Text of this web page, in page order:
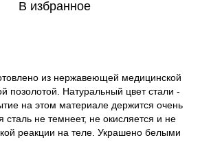
В избранное
из нержавеющей медицинской
позолотой. Натуральный цвет стали -
на этом материале держится очень
не темнеет, не окисляется и не
реакции на теле. Украшено белыми